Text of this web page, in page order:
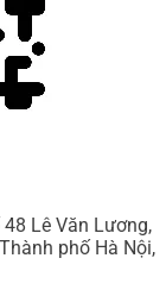
Lê Văn Lương,
phố Hà Nội,